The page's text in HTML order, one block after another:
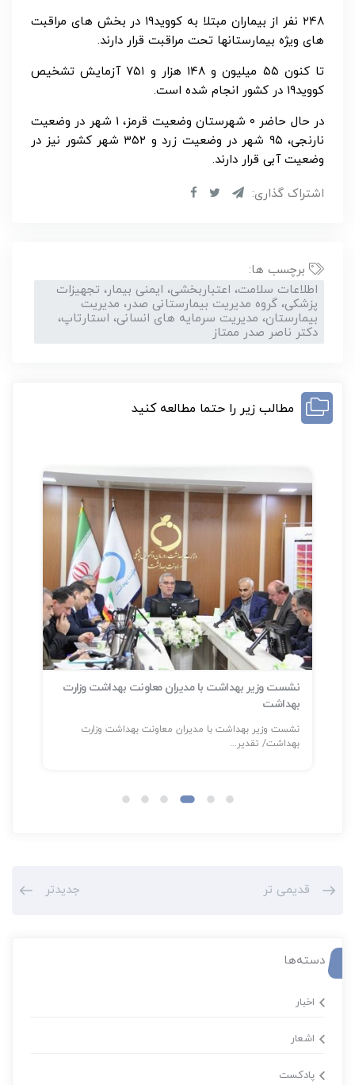
۲۴۸ نفر از بیماران مبتلا به کووید۱۹ در بخش های مراقبت
های ویژه بیمارستانها تحت مراقبت قرار دارند.
تا کنون ۵۵ میلیون و ۱۴۸ هزار و ۷۵۱ آزمایش تشخیص
کووید۱۹ در کشور انجام شده است.
در حال حاضر ۰ شهرستان وضعیت قرمز، ۱ شهر در وضعیت
نارنجی، ۹۵ شهر در وضعیت زرد و ۳۵۲ شهر کشور نیز در
وضعیت آبی قرار دارند.
اشتراک گذاری:
برچسب ها:
اطلاعات سلامت، اعتباربخشی، ایمنی بیمار، تجهیزات
پزشکی، گروه مدیریت بیمارستانی صدر، مدیریت
بیمارستان، مدیریت سرمایه های انسانی، استارتاپ،
دکتر ناصر صدر ممتاز
مطالب زیر را حتما مطالعه کنید
نشست وزیر بهداشت با مدیران معاونت بهداشت وزارت
بهداشت
نشست وزیر بهداشت با مدیران معاونت بهداشت وزارت
بهداشت/ تقدیر...
قدیمی تر جدیدتر
دسته‌ها
اخبار
اشعار
پادکست